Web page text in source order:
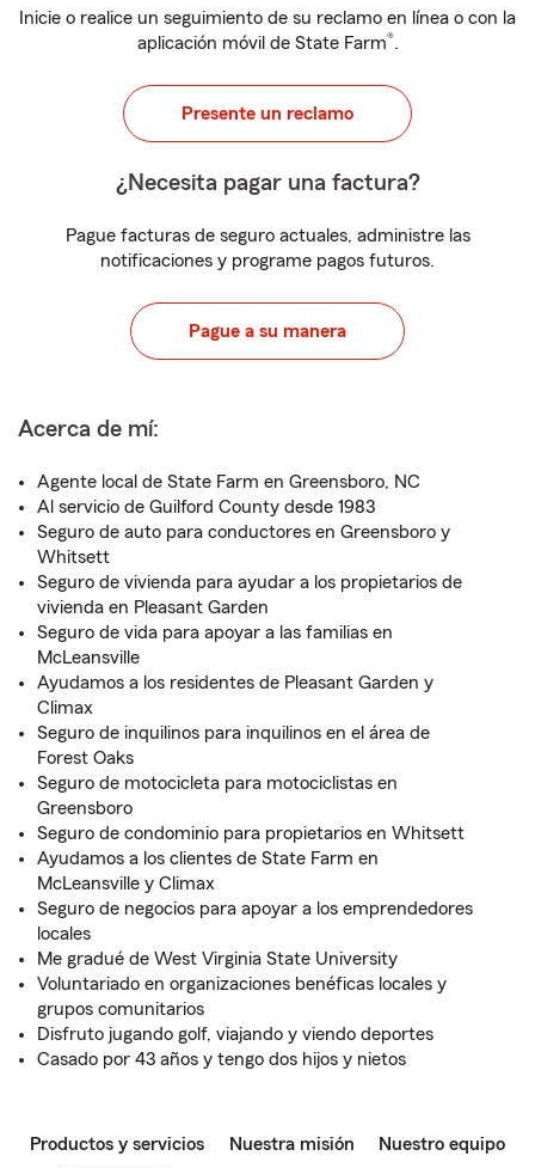
Inicie o realice un seguimiento de su reclamo en línea o con la
aplicación móvil de State Farm®.
Presente un reclamo
¿Necesita pagar una factura?
Pague facturas de seguro actuales, administre las
notificaciones y programe pagos futuros.
Pague a su manera
Acerca de mí:
Agente local de State Farm en Greensboro, NC
Al servicio de Guilford County desde 1983
Seguro de auto para conductores en Greensboro y
Whitsett
Seguro de vivienda para ayudar a los propietarios de
vivienda en Pleasant Garden
Seguro de vida para apoyar a las familias en
McLeansville
Ayudamos a los residentes de Pleasant Garden y
Climax
Seguro de inquilinos para inquilinos en el área de
Forest Oaks
Seguro de motocicleta para motociclistas en
Greensboro
Seguro de condominio para propietarios en Whitsett
Ayudamos a los clientes de State Farm en
McLeansville y Climax
Seguro de negocios para apoyar a los emprendedores
locales
Me gradué de West Virginia State University
Voluntariado en organizaciones benéficas locales y
grupos comunitarios
Disfruto jugando golf, viajando y viendo deportes
Casado por 43 años y tengo dos hijos y nietos
Productos y servicios Nuestra misión Nuestro equipo